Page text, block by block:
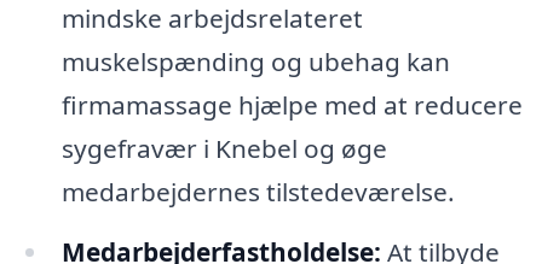
mindske arbejdsrelateret
muskelspænding og ubehag kan
firmamassage hjælpe med at reducere
sygefravær i Knebel og øge
medarbejdernes tilstedeværelse.
Medarbejderfastholdelse: At tilbyde